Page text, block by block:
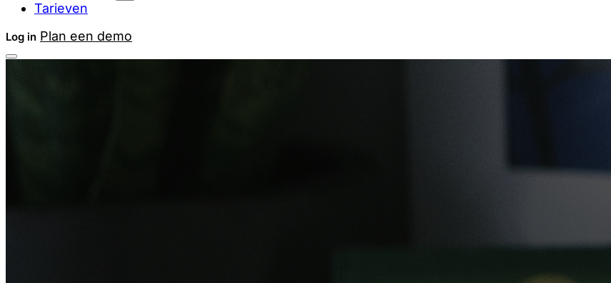
Tarieven
Log in Plan een demo